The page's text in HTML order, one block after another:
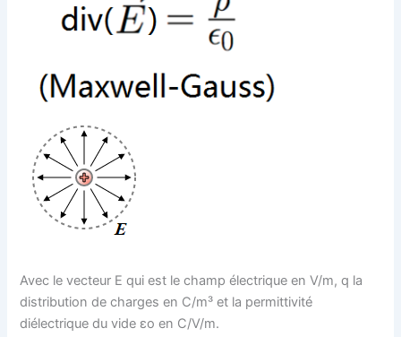
Avec le vecteur E qui est le champ électrique en V/m, q la
distribution de charges en C/m³ et la permittivité
diélectrique du vide εo en C/V/m.